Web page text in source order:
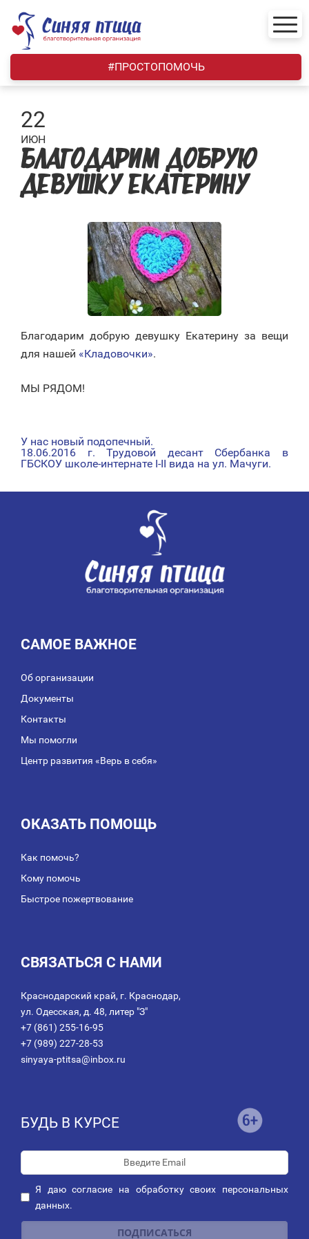
content
#ПРОСТОПОМОЧЬ
22
ИЮН
БЛАГОДАРИМ ДОБРУЮ
ДЕВУШКУ ЕКАТЕРИНУ
Благодарим добрую девушку Екатерину за вещи
для нашей «Кладовочки».
МЫ РЯДОМ!
НАВИГАЦИЯ
ПО
У нас новый подопечный.
18.06.2016 г. Трудовой десант Сбербанка в
ГБСКОУ школе-интернате I-II вида на ул. Мачуги.
САМОЕ ВАЖНОЕ
Об организации
Документы
Контакты
Мы помогли
Центр развития «Верь в себя»
ОКАЗАТЬ ПОМОЩЬ
Как помочь?
Кому помочь
Быстрое пожертвование
СВЯЗАТЬСЯ С НАМИ
Краснодарский край, г. Краснодар,
ул. Одесская, д. 48, литер "З"
+7 (861) 255-16-95
+7 (989) 227-28-53
sinyaya-ptitsa@inbox.ru
БУДЬ В КУРСЕ
Я даюсогласие на обработку своих персональных
данных.